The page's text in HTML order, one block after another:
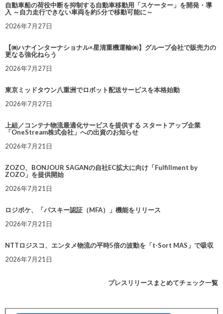
自動車船の荷役中断を抑制する自動車移動用「スケーター」を開発・導
入 ～自力走行できない車両を約5分で移動可能に～
2026年7月27日
【㈱ハナインターナショナル×星清重機運輸㈱】グループ会社で販売力の
更なる強化ねらう
2026年7月27日
東京ミッドタウン八重洲でロボット配送サービスを本格始動
2026年7月27日
上組／コンテナ物流最適化サービスを提供する スタートアップ企業
「OneStream株式会社」への出資のお知らせ
2026年7月21日
ZOZO、BONJOUR SAGANの自社EC拡大に向け「Fulfillment by
ZOZO」を提供開始
2026年7月21日
ロジポケ、「パスキー認証（MFA）」機能をリリース
2026年7月21日
NTTロジスコ、エンタメ物流の平時5倍の波動を「t-Sort MAS」で吸収
2026年7月21日
プレスリリースまとめてチェック一覧